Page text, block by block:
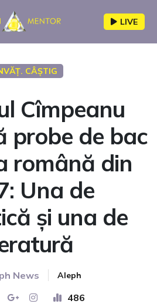
LIVE
CÂȘTIG
Cîmpeanu
probe de bac
română din
Una de
și una de
News Aleph
486